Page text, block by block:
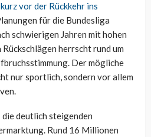
vor der Rückkehr ins
für die Bundesliga
schwierigen Jahren mit hohen
herrscht rund um
Der mögliche
nur sportlich, sondern vor allem
deutlich steigenden
Rund 16 Millionen